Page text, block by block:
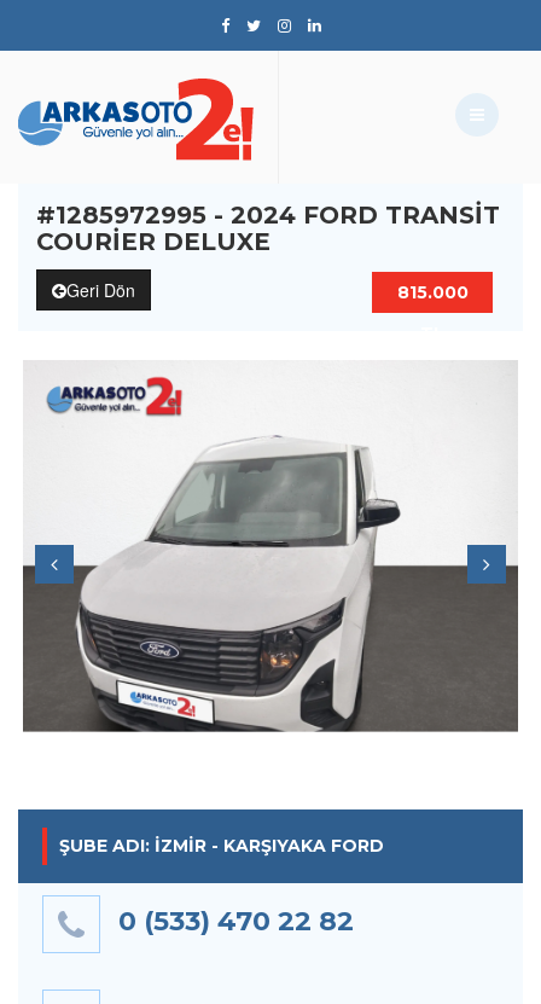
#1285972995 - 2024 FORD TRANSIT
COURIER DELUXE
Geri Dön
815.000
Previous
ŞUBE ADI: İZMIR - KARŞIYAKA FORD
0 (533) 470 22 82